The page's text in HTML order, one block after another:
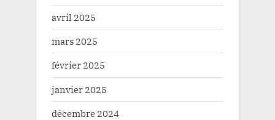
avril 2025
mars 2025
février 2025
janvier 2025
décembre 2024